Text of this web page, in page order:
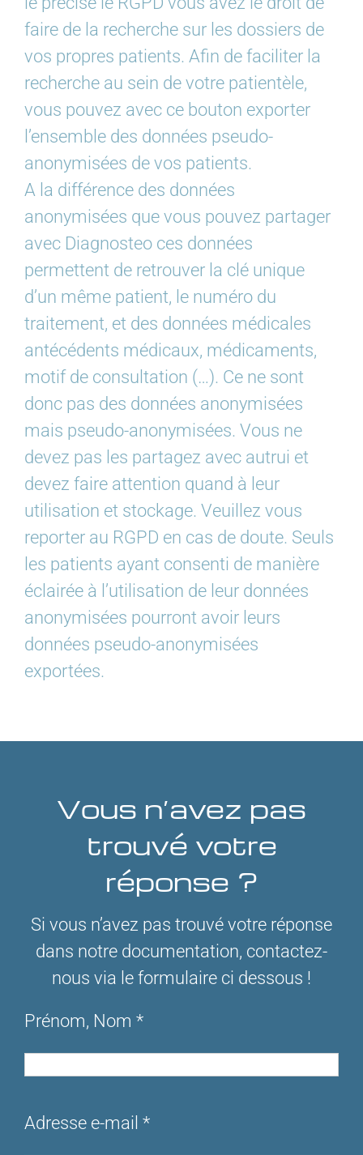
faire de la recherche sur les dossiers de
vos propres patients. Afin de faciliter la
recherche au sein de votre patientèle,
vous pouvez avec ce bouton exporter
l’ensemble des données pseudo-
anonymisées de vos patients.
A la différence des données
anonymisées que vous pouvez partager
avec Diagnosteo ces données
permettent de retrouver la clé unique
d’un même patient, le numéro du
traitement, et des données médicales
antécédents médicaux, médicaments,
motif de consultation (…). Ce ne sont
donc pas des données anonymisées
mais pseudo-anonymisées. Vous ne
devez pas les partagez avec autrui et
devez faire attention quand à leur
utilisation et stockage. Veuillez vous
reporter au RGPD en cas de doute. Seuls
les patients ayant consenti de manière
éclairée à l’utilisation de leur données
anonymisées pourront avoir leurs
données pseudo-anonymisées
exportées.
Vous n’avez pas
trouvé votre
réponse ?
Si vous n’avez pas trouvé votre réponse
dans notre documentation, contactez-
nous via le formulaire ci dessous !
Prénom, Nom *
Adresse e-mail *